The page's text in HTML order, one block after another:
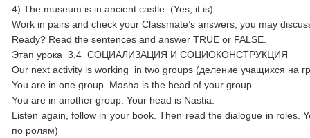
4) The museum is in ancient castle. (Yes, it is)
Work in pairs and check your Classmate’s answers, you may
Ready? Read the sentences and answer TRUE or FALSE.
Этап урока 3,4 СОЦИАЛИЗАЦИЯ И СОЦИОКОНСТРУКЦИЯ
Our next activity is working in two groups (деление учащихся на
You are in one group. Masha is the head of your group.
You are in another group. Your head is Nastia.
Listen again, follow in your book. Then read the dialogue in roles.
по ролям)